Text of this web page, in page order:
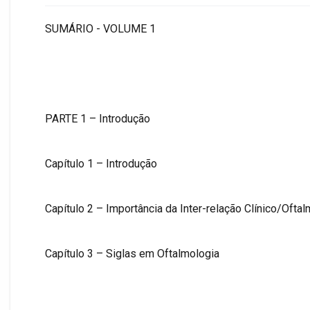
SUMÁRIO - VOLUME 1
PARTE 1 – Introdução
Capítulo 1 – Introdução
Capítulo 2 – Importância da Inter-relação Clínico/
Capítulo 3 – Siglas em Oftalmologia